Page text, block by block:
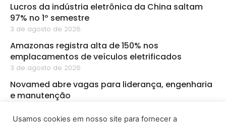
Lucros da indústria eletrônica da China saltam
97% no 1º semestre
3 de agosto de 2026
Amazonas registra alta de 150% nos
emplacamentos de veículos eletrificados
3 de agosto de 2026
Novamed abre vagas para liderança, engenharia
e manutenção
Usamos cookies em nosso site para fornecer a